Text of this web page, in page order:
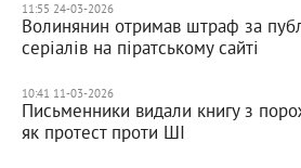
11:55 24-03-2026
Волинянин отримав штраф за
серіалів на піратському сайті
10:41 11-03-2026
Письменники видали книгу з
як протест проти ШІ